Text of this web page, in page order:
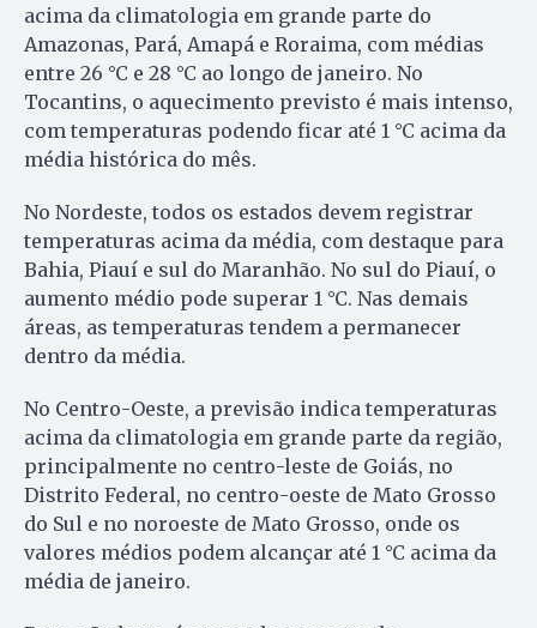
acima da climatologia em grande parte do
Amazonas, Pará, Amapá e Roraima, com médias
entre 26 °C e 28 °C ao longo de janeiro. No
Tocantins, o aquecimento previsto é mais intenso,
com temperaturas podendo ficar até 1 °C acima da
média histórica do mês.
No Nordeste, todos os estados devem registrar
temperaturas acima da média, com destaque para
Bahia, Piauí e sul do Maranhão. No sul do Piauí, o
aumento médio pode superar 1 °C. Nas demais
áreas, as temperaturas tendem a permanecer
dentro da média.
No Centro-Oeste, a previsão indica temperaturas
acima da climatologia em grande parte da região,
principalmente no centro-leste de Goiás, no
Distrito Federal, no centro-oeste de Mato Grosso
do Sul e no noroeste de Mato Grosso, onde os
valores médios podem alcançar até 1 °C acima da
média de janeiro.